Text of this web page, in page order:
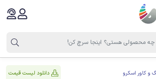
و کاور اسکرو دانلود لیست قیمت